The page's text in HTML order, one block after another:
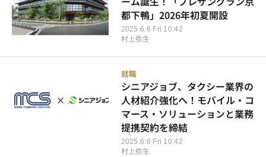
2025.6.6 Fri 10:42
都下鴨」2026年初夏開設
村上弥生
就職
2025.6.6 Fri 10:42
シニアジョブ、タクシー業界の
人材紹介強化へ！モバイル・コ
マース・ソリューションと業務
提携契約を締結
村上弥生